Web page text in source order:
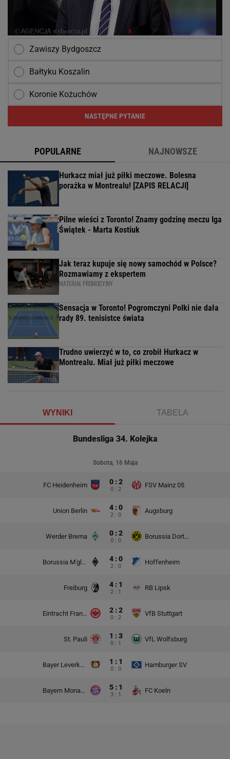
Zawiszy Bydgoszcz
Bałtyku Koszalin
Koronie Kożuchów
NASTĘPNE PYTANIE
POPULARNE NAJNOWSZE
Hurkacz miał już piłki meczowe. Bolesna
porażka w Montrealu! [ZAPIS RELACJI]
Pilne wieści z Toronto! Znamy godzinę meczu Iga
Świątek - Marta Kostiuk
Jak teraz kupuje się nowy samochód w Polsce?
Rozmawiamy z ekspertem
MATERIAŁ PROMOCYJNY
Sensacja w Toronto! Pogromczyni Polki nie dała
rady 89. tenisistce świata
Trudno uwierzyć w to, co zrobił Hurkacz w
Montrealu. Miał już piłki meczowe
WYNIKI TABELA
Bundesliga 34. Kolejka
Sobota, 16 Maja
FC Heidenheim 0 : 2
0 : 2
FSV Mainz 05
Union Berlin 4 : 0
2 : 0
Augsburg
Werder Brema 0 : 2
0 : 0
Borussia Dortmund
Borussia M'gladbach 4 : 0
2 : 0
Hoffenheim
Freiburg 4 : 1
2 : 1
RB Lipsk
Eintracht Frankfurt 2 : 2
0 : 2
VfB Stuttgart
St. Pauli 1 : 3
0 : 1
VfL Wolfsburg
Bayer Leverkusen 1 : 1
0 : 0
Hamburger SV
Bayern Monachium 5 : 1
3 : 1
FC Koeln